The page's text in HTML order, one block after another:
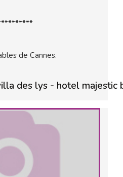
de Cannes.
des lys - hotel majestic